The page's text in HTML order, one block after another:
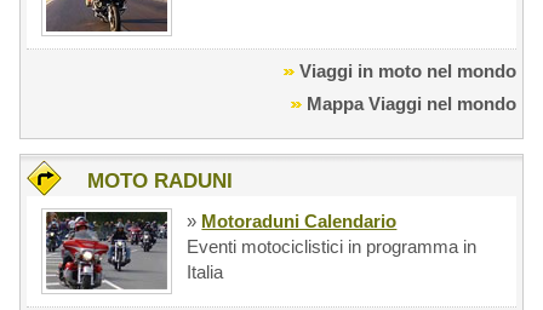
Viaggi in moto nel mondo
Mappa Viaggi nel mondo
MOTO RADUNI
» Motoraduni Calendario
Eventi motociclistici in programma in
Italia